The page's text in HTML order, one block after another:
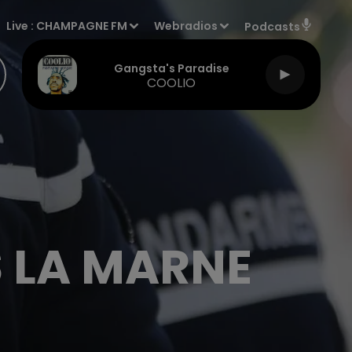
Live : CHAMPAGNE FM Webradios Podcasts
Gangsta's Paradise
COOLIO
LA MARNE